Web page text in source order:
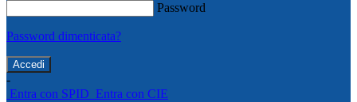
Password
Password dimenticata?
-
Entra con SPID Entra con CIE